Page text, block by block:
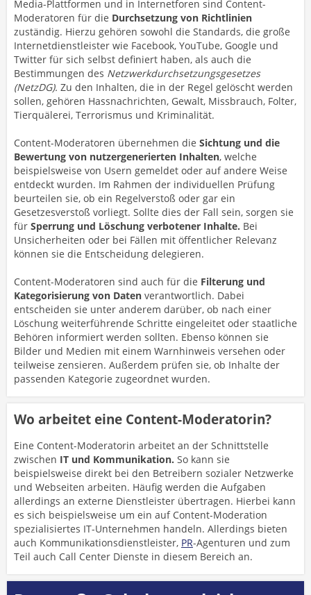
Media-Plattformen und in Internetforen sind Content-
Moderatoren für die Durchsetzung von Richtlinien
zuständig. Hierzu gehören sowohl die Standards, die große
Internetdienstleister wie Facebook, YouTube, Google und
Twitter für sich selbst definiert haben, als auch die
Bestimmungen des Netzwerkdurchsetzungsgesetzes
(NetzDG). Zu den Inhalten, die in der Regel gelöscht werden
sollen, gehören Hassnachrichten, Gewalt, Missbrauch, Folter,
Tierquälerei, Terrorismus und Kriminalität.
Content-Moderatoren übernehmen die Sichtung und die
Bewertung von nutzergenerierten Inhalten, welche
beispielsweise von Usern gemeldet oder auf andere Weise
entdeckt wurden. Im Rahmen der individuellen Prüfung
beurteilen sie, ob ein Regelverstoß oder gar ein
Gesetzesverstoß vorliegt. Sollte dies der Fall sein, sorgen sie
für Sperrung und Löschung verbotener Inhalte. Bei
Unsicherheiten oder bei Fällen mit öffentlicher Relevanz
können sie die Entscheidung delegieren.
Content-Moderatoren sind auch für die Filterung und
Kategorisierung von Daten verantwortlich. Dabei
entscheiden sie unter anderem darüber, ob nach einer
Löschung weiterführende Schritte eingeleitet oder staatliche
Behören informiert werden sollten. Ebenso können sie
Bilder und Medien mit einem Warnhinweis versehen oder
teilweise zensieren. Außerdem prüfen sie, ob Inhalte der
passenden Kategorie zugeordnet wurden.
Wo arbeitet eine Content-Moderatorin?
Eine Content-Moderatorin arbeitet an der Schnittstelle
zwischen IT und Kommunikation. So kann sie
beispielsweise direkt bei den Betreibern sozialer Netzwerke
und Webseiten arbeiten. Häufig werden die Aufgaben
allerdings an externe Dienstleister übertragen. Hierbei kann
es sich beispielsweise um ein auf Content-Moderation
spezialisiertes IT-Unternehmen handeln. Allerdings bieten
auch Kommunikationsdienstleister, PR-Agenturen und zum
Teil auch Call Center Dienste in diesem Bereich an.